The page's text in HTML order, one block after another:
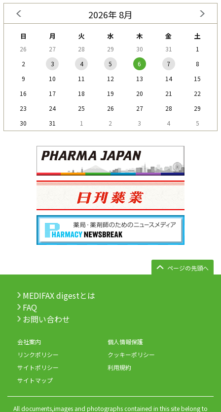
2026年 8月
日 月 火 水 木 金 土
26 27 28 29 30 31
1
2
3 4 5 6 7
8
9
10 11 12 13 14
15
16
17 18 19 20 21
22
23
24 25 26 27 28
29
30
31 1 2 3 4 5
ページの先頭へ
MEDIFAX digestとは
FAQ
お問い合わせ
会社案内
個人情報保護
リンクポリシー
クッキーポリシー
サイトポリシー
利用規約
サイトマップ
All documents,images and photographs contained in this site belong to